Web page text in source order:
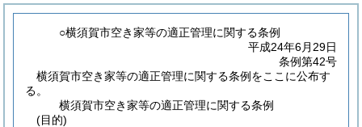
○横須賀市空き家等の適正管理に関する条例
平成24年6月29日
条例第42号
横須賀市空き家等の適正管理に関する条例をここに公布す
る。
横須賀市空き家等の適正管理に関する条例
(目的)